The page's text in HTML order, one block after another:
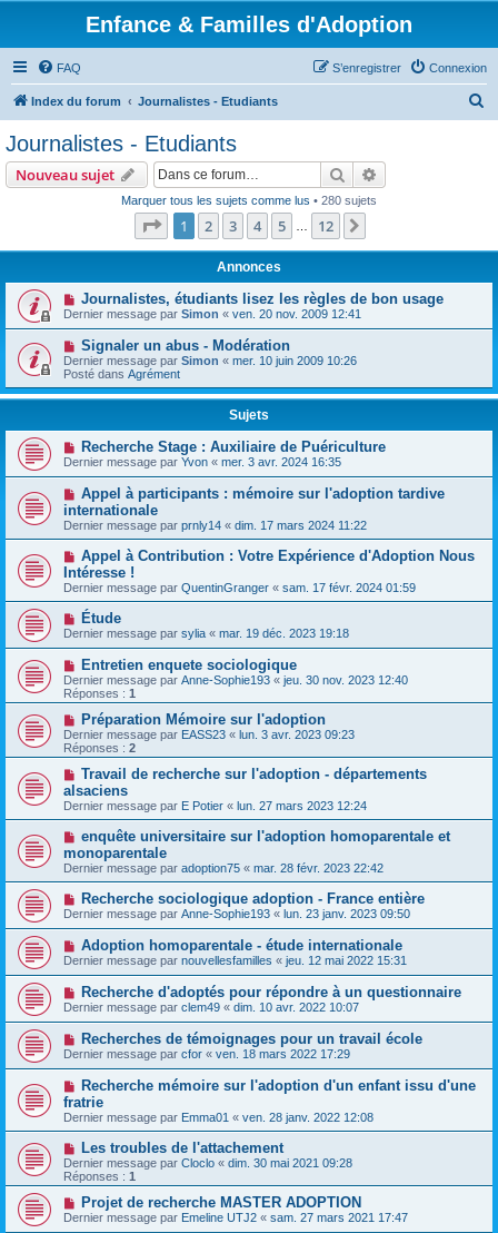
Enfance & Familles d'Adoption
FAQ Connexion
S’enregistrer
Index du forum Journalistes - Etudiants
h
Journalistes - Etudiants
Nouveau sujet Rechercher
Marquer tous les sujets comme lus • 280 sujets
Page 1sur12
1 2 3 4 5 12
Annonces
Journalistes, étudiants lisez les règles de bon usage
Dernier message par Simon « ven. 20 nov. 2009 12:41
Signaler un abus - Modération
Dernier message par Simon « mer. 10 juin 2009 10:26
Posté dans Agrément
Sujets
Recherche Stage : Auxiliaire de Puériculture
Dernier message par Yvon « mer. 3 avr. 2024 16:35
Appel à participants : mémoire sur l'adoption tardive
internationale
Dernier message par prnly14 « dim. 17 mars 2024 11:22
Appel à Contribution : Votre Expérience d'Adoption Nous
Intéresse !
Dernier message par QuentinGranger « sam. 17 févr. 2024 01:59
Étude
Dernier message par sylia « mar. 19 déc. 2023 19:18
Entretien enquete sociologique
Dernier message par Anne-Sophie193 « jeu. 30 nov. 2023 12:40
Réponses : 1
Préparation Mémoire sur l'adoption
Dernier message par EASS23 « lun. 3 avr. 2023 09:23
Réponses : 2
Travail de recherche sur l'adoption - départements
alsaciens
Dernier message par E Potier « lun. 27 mars 2023 12:24
enquête universitaire sur l'adoption homoparentale et
monoparentale
Dernier message par adoption75 « mar. 28 févr. 2023 22:42
Recherche sociologique adoption - France entière
Dernier message par Anne-Sophie193 « lun. 23 janv. 2023 09:50
Adoption homoparentale - étude internationale
Dernier message par nouvellesfamilles « jeu. 12 mai 2022 15:31
Recherche d'adoptés pour répondre à un questionnaire
Dernier message par clem49 « dim. 10 avr. 2022 10:07
Recherches de témoignages pour un travail école
Dernier message par cfor « ven. 18 mars 2022 17:29
Recherche mémoire sur l'adoption d'un enfant issu d'une
fratrie
Dernier message par Emma01 « ven. 28 janv. 2022 12:08
Les troubles de l'attachement
Dernier message par Cloclo « dim. 30 mai 2021 09:28
Réponses : 1
Projet de recherche MASTER ADOPTION
Dernier message par Emeline UTJ2 « sam. 27 mars 2021 17:47